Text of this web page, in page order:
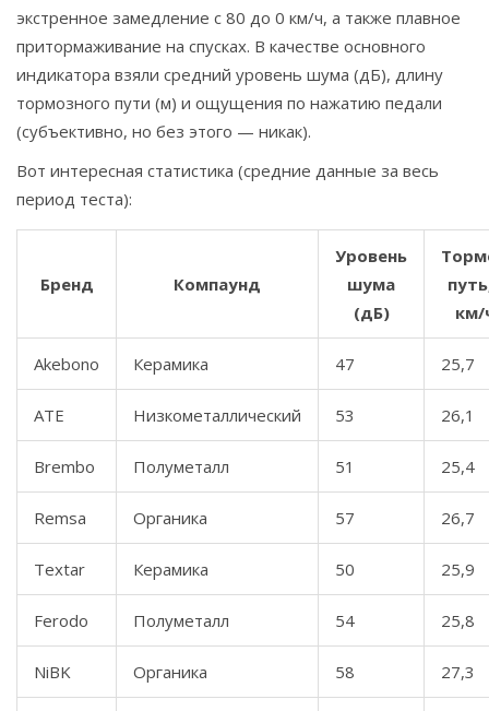
экстренное замедление с 80 до 0 км/ч, а также плавное
притормаживание на спусках. В качестве основного
индикатора взяли средний уровень шума (дБ), длину
тормозного пути (м) и ощущения по нажатию педали
(субъективно, но без этого — никак).
Вот интересная статистика (средние данные за весь
период теста):
Бренд Компaунд
Урoвeнь
шума
(дБ)
км/
Akebono Керамика 47 25,7
ATE Низкометаллический 53 26,1
Brembo Полуметалл 51 25,4
Remsa Органика 57 26,7
Textar Керамика 50 25,9
Ferodo Полуметалл 54 25,8
NiBK Органика 58 27,3